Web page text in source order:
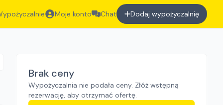
Moje konto Chat Dodaj wypożyczalnię
Brak ceny
Wypożyczalnia nie podała ceny. Złóż wstępną
rezerwację, aby otrzymać ofertę.